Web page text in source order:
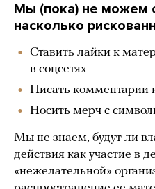
Мы (пока) не можем
насколько
Ставить лайки к
в соцсетях
Писать комментарии
Носить мерч с
Мы не знаем, будут ли
действия как участие в
«нежелательной»